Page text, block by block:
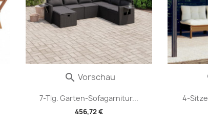
7-Tlg. Garten-Sofagarnitur...
456,72 €
 Vorschau
4-